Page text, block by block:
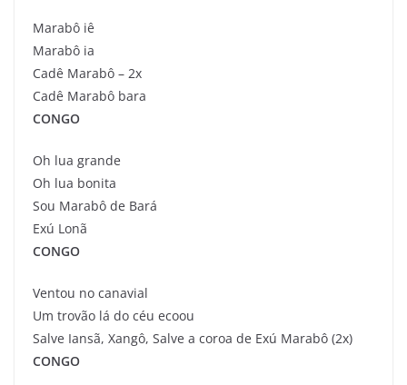
Marabô iê
Marabô ia
Cadê Marabô – 2x
Cadê Marabô bara
CONGO
Oh lua grande
Oh lua bonita
Sou Marabô de Bará
Exú Lonã
CONGO
Ventou no canavial
Um trovão lá do céu ecoou
Salve Iansã, Xangô, Salve a coroa de Exú Marabô (2x)
CONGO